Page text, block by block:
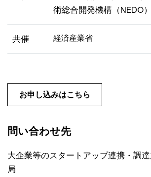
術総合開発機構（NEDO）
共催 経済産業省
お申し込みはこちら
問い合わせ先
大企業等のスタートアップ連携・調
局